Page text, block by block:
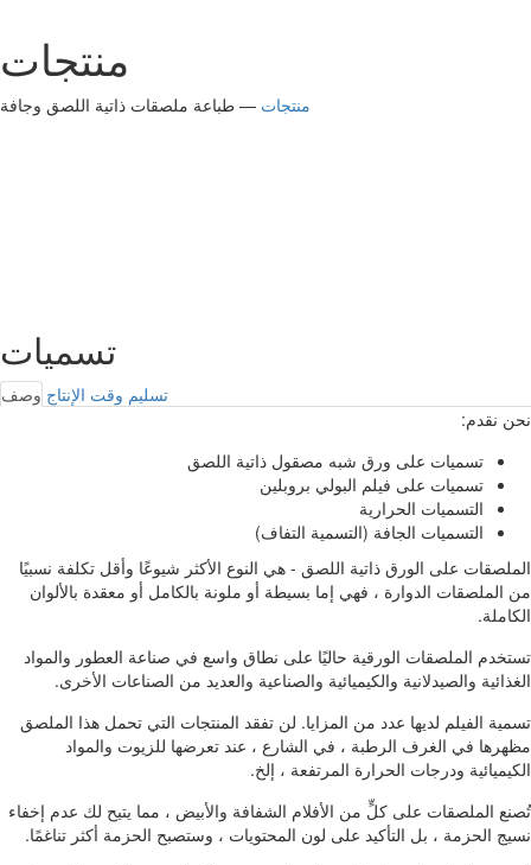
منتجات
منتجات — طباعة ملصقات ذاتية اللصق وجافة
تسميات
وصف وقت الإنتاج تسليم
نحن نقدم:
تسميات على ورق شبه مصقول ذاتية اللصق
تسميات على فيلم البولي بروبلين
التسميات الحرارية
التسميات الجافة (التسمية التفاف)
الملصقات على الورق ذاتية اللصق - هي النوع الأكثر شيوعًا وأقل تكلفة نسبيًا
من الملصقات الدوارة ، فهي إما بسيطة أو ملونة بالكامل أو معقدة بالألوان
الكاملة.
تستخدم الملصقات الورقية حاليًا على نطاق واسع في صناعة العطور والمواد
الغذائية والصيدلانية والكيميائية والصناعية والعديد من الصناعات الأخرى.
تسمية الفيلم لديها عدد من المزايا. لن تفقد المنتجات التي تحمل هذا الملصق
مظهرها في الغرف الرطبة ، في الشارع ، عند تعرضها للزيوت والمواد
الكيميائية ودرجات الحرارة المرتفعة ، إلخ.
تُصنع الملصقات على كلٍّ من الأفلام الشفافة والأبيض ، مما يتيح لك عدم إخفاء
نسيج الحزمة ، بل التأكيد على لون المحتويات ، وستصبح الحزمة أكثر تناغمًا.